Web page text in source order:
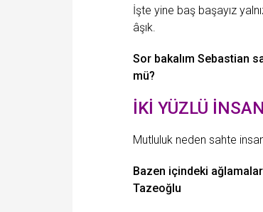
İşte yine baş başayız
âşık.
Sor bakalım Sebastian
mü?
İKİ YÜZLÜ
Mutluluk neden sahte
Bazen içindeki
Tazeoğlu